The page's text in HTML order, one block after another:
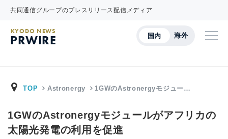
共同通信グループのプレスリリース配信メディア
国内 海外
KYODO NEWS
PRWIRE
TOP Astronergy 1GWのAstronergyモジュー…
1GWのAstronergyモジュールがアフリカの
太陽光発電の利用を促進